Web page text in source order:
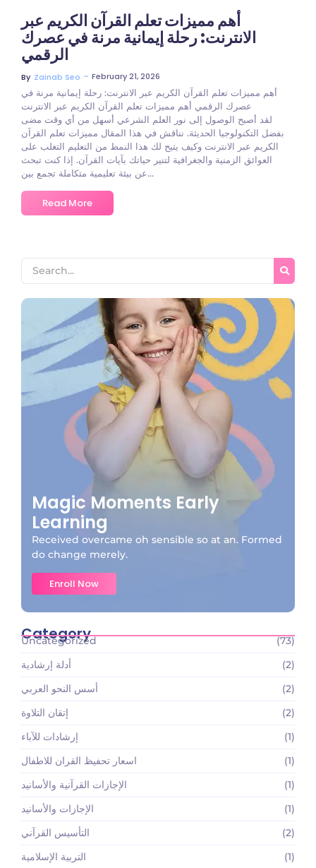
أهم مميزات تعلم القرآن الكريم عبر
الانترنت: رحلة إيمانية مرنة في عصرك
الرقمي
By Zainab Seo ~ February 21, 2026
أهم مميزات تعلم القرآن الكريم عبر الانترنت: رحلة إيمانية مرنة في
عصرك الرقمي أهم مميزات تعلم القرآن الكريم عبر الانترنت
لقد أصبح الوصول إلى نور العلم الشرعي أسهل من أي وقت مضى
بفضل التكنولوجيا الحديثة. نناقش في هذا المقال مميزات تعلم القرآن
الكريم عبر الانترنت وكيف يتيح لك هذا النمط من التعليم التغلب على
العوائق الزمنية والجغرافية لتنير حياتك بآيات القرآن. إذا كنت تبحث
عن بيئة تعليمية متكاملة تجمع بين...
Read More
Magic Moments Early
Learning
Received overcame oh sensible so at an. Formed
do change merely.
Enroll Now
Category
Uncategorized
(73)
أدلة إرشادية
(2)
أسس النحو العربي
(2)
إتقان التلاوة
(2)
إرشادات للآباء
(1)
اسعار تحفيظ القران للاطفال
(1)
الإجازات القرآنية والأسانيد
(1)
الإجازات والأسانيد
(1)
التأسيس القرآني
(2)
التربية الإسلامية
(1)